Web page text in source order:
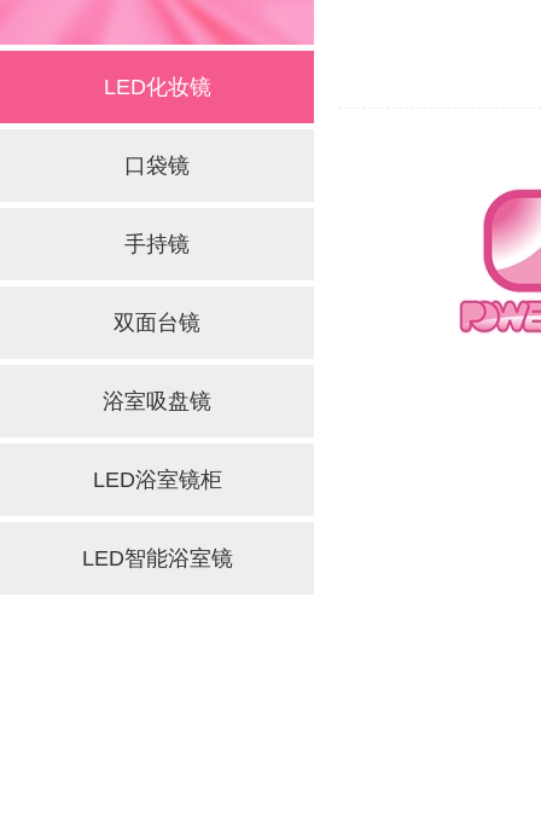
LED化妆镜
口袋镜
手持镜
双面台镜
浴室吸盘镜
LED浴室镜柜
LED智能浴室镜